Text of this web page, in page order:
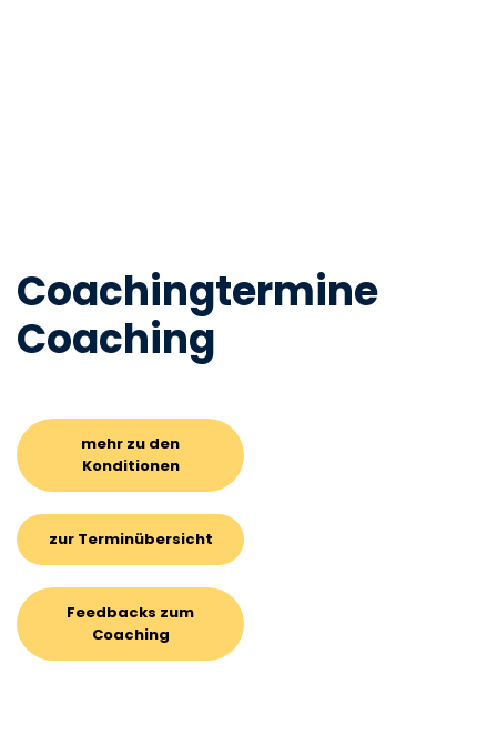
Coachingtermine
Coaching
mehr zu den
Konditionen
zur Terminübersicht
Feedbacks zum
Coaching